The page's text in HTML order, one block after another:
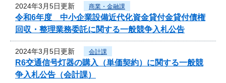
2024年3月5日更新 商業・金融課
令和6年度 中小企業設備近代化資金貸付金貸付債権
回収・整理業務委託に関する一般競争入札公告
2024年3月5日更新 会計課
R6交通信号灯器の購入（単価契約）に関する一般競
争入札公告（会計課）